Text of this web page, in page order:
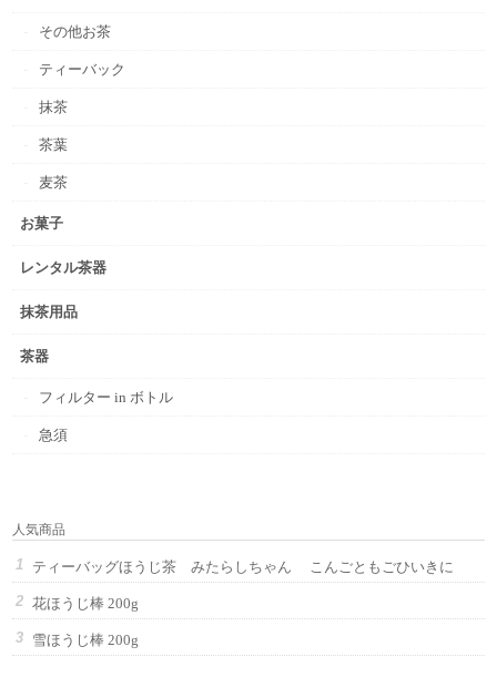
その他お茶
ティーバック
抹茶
茶葉
麦茶
お菓子
レンタル茶器
抹茶用品
茶器
フィルター in ボトル
急須
人気商品
ティーバッグほうじ茶 みたらしちゃん こんごともごひいきに
花ほうじ棒 200g
雪ほうじ棒 200g